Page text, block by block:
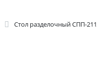
Стол разделочный СПП-